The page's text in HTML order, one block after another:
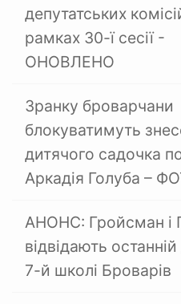
депутатських
рамках 30-ї сесії -
ОНОВЛЕНО
Зранку броварчани
блокуватимуть
дитячого садочка
Аркадія Голуба –
АНОНС: Гройсман і
відвідають
7-й школі Броварів